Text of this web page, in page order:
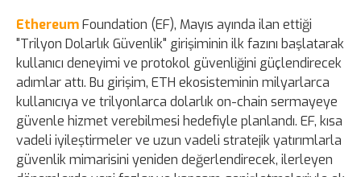
EthereumFoundation (EF), Mayıs ayında ilan ettiği
"Trilyon Dolarlık Güvenlik" girişiminin ilk fazını başlatarak
kullanıcı deneyimi ve protokol güvenliğini güçlendirecek
adımlar attı. Bu girişim, ETH ekosisteminin milyarlarca
kullanıcıya ve trilyonlarca dolarlık on-chain sermayeye
güvenle hizmet verebilmesi hedefiyle planlandı. EF, kısa
vadeli iyileştirmeler ve uzun vadeli stratejik yatırımlarla
güvenlik mimarisini yeniden değerlendirecek, ilerleyen